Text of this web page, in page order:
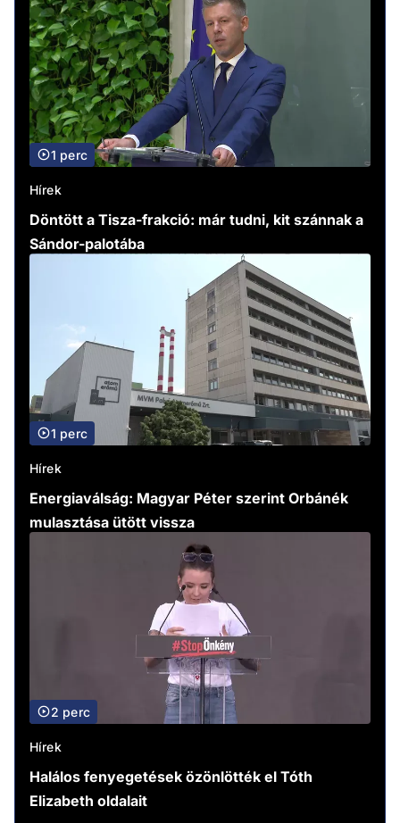
1 perc
Hírek
Döntött a Tisza-frakció: már tudni, kit szánnak a
Sándor-palotába
1 perc
Hírek
Energiaválság: Magyar Péter szerint Orbánék
mulasztása ütött vissza
2 perc
Hírek
Halálos fenyegetések özönlötték el Tóth
Elizabeth oldalait